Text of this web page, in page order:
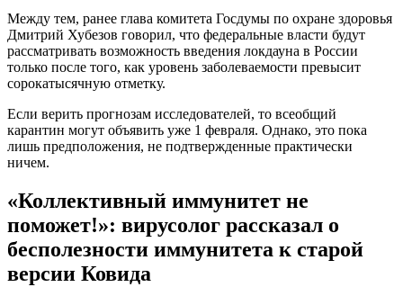
Между тем, ранее глава комитета Госдумы по охране здоровья
Дмитрий Хубезов говорил, что федеральные власти будут
рассматривать возможность введения локдауна в России
только после того, как уровень заболеваемости превысит
сорокатысячную отметку.
Если верить прогнозам исследователей, то всеобщий
карантин могут объявить уже 1 февраля. Однако, это пока
лишь предположения, не подтвержденные практически
ничем.
«Коллективный иммунитет не
поможет!»: вирусолог рассказал о
бесполезности иммунитета к старой
версии Ковида